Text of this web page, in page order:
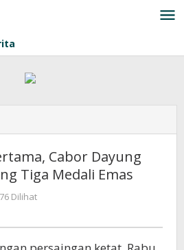
Cabor Dayung
Tiga Medali Emas
Dilihat